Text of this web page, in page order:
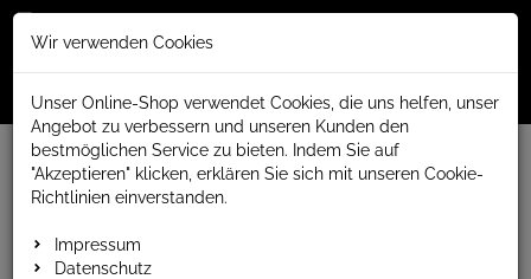
Menü
Weiter einkaufen
www.anapont.eu
elektrischer Badheizkörper
Baubreite 600mm
Elektro-Handtuchheizkörper 1620h x 600b e1 weiss …
Wir verwenden Cookies
Unser Online-Shop verwendet Cookies, die uns helfen, unser
Angebot zu verbessern und unseren Kunden den
bestmöglichen Service zu bieten. Indem Sie auf
"Akzeptieren" klicken, erklären Sie sich mit unseren Cookie-
Richtlinien einverstanden.
Impressum
Datenschutz